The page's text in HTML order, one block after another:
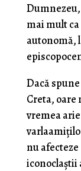
Dumnezeu,
mai mult
autonomă,
Dacă
Creta, oare
vremea
nu
iconoclaștii